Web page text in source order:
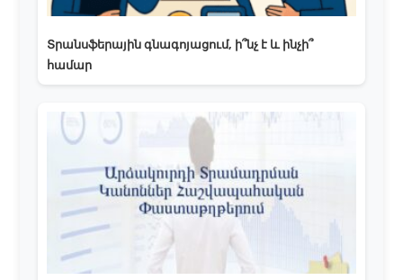
Տրանսֆերային գնագոյացում, ի՞նչ է և ինչի՞
համար